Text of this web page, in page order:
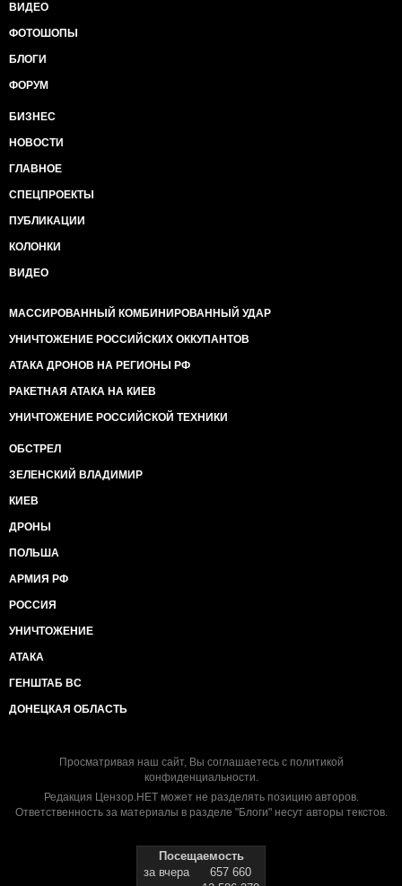
ВИДЕО
ФОТОШОПЫ
БЛОГИ
ФОРУМ
БИЗНЕС
НОВОСТИ
ГЛАВНОЕ
СПЕЦПРОЕКТЫ
ПУБЛИКАЦИИ
КОЛОНКИ
ВИДЕО
МАССИРОВАННЫЙ КОМБИНИРОВАННЫЙ УДАР
УНИЧТОЖЕНИЕ РОССИЙСКИХ ОККУПАНТОВ
АТАКА ДРОНОВ НА РЕГИОНЫ РФ
РАКЕТНАЯ АТАКА НА КИЕВ
УНИЧТОЖЕНИЕ РОССИЙСКОЙ ТЕХНИКИ
ОБСТРЕЛ
ЗЕЛЕНСКИЙ ВЛАДИМИР
КИЕВ
ДРОНЫ
ПОЛЬША
АРМИЯ РФ
РОССИЯ
УНИЧТОЖЕНИЕ
АТАКА
ГЕНШТАБ ВС
ДОНЕЦКАЯ ОБЛАСТЬ
Просматривая наш сайт, Вы соглашаетесь с политикой
конфиденциальности.
Редакция Цензор.НЕТ может не разделять позицию авторов.
Ответственность за материалы в разделе "Блоги" несут авторы текстов.
Посещаемость
за вчера
657 660